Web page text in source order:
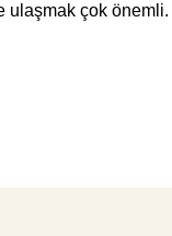
ulaşmak çok önemli.